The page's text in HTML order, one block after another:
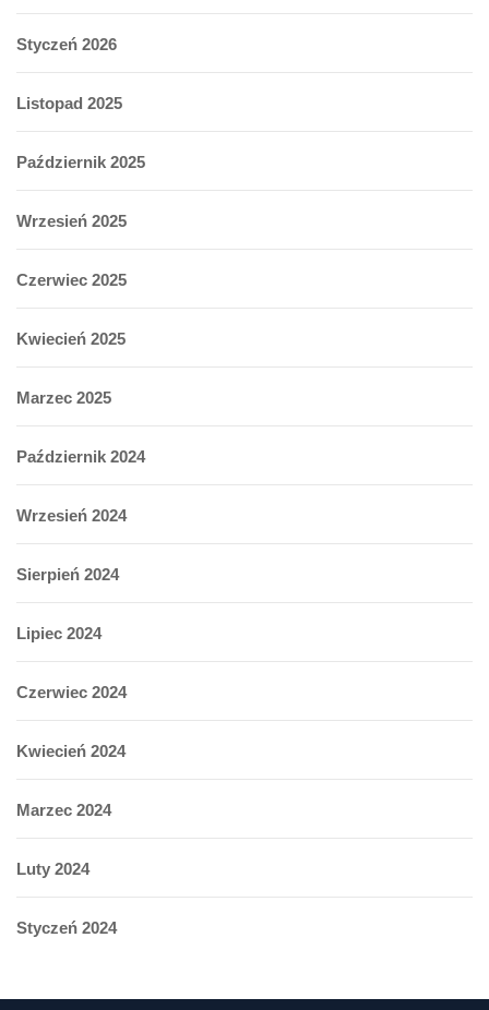
Styczeń 2026
Listopad 2025
Październik 2025
Wrzesień 2025
Czerwiec 2025
Kwiecień 2025
Marzec 2025
Październik 2024
Wrzesień 2024
Sierpień 2024
Lipiec 2024
Czerwiec 2024
Kwiecień 2024
Marzec 2024
Luty 2024
Styczeń 2024